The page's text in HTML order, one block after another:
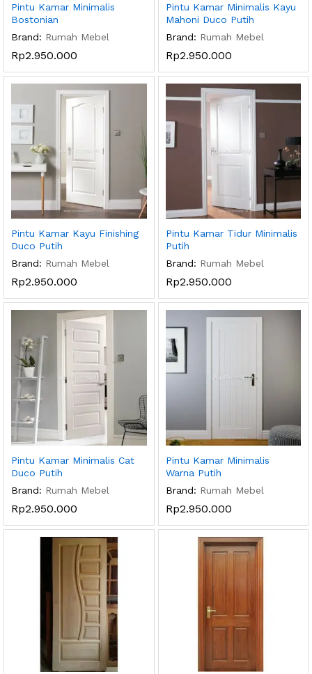
Pintu Kamar Minimalis
Bostonian
Brand: Rumah Mebel
Rp2.950.000
Pintu Kamar Minimalis Kayu
Mahoni Duco Putih
Brand: Rumah Mebel
Rp2.950.000
Pintu Kamar Kayu Finishing
Duco Putih
Brand: Rumah Mebel
Rp2.950.000
Pintu Kamar Tidur Minimalis
Putih
Brand: Rumah Mebel
Rp2.950.000
Pintu Kamar Minimalis Cat
Duco Putih
Brand: Rumah Mebel
Rp2.950.000
Pintu Kamar Minimalis
Warna Putih
Brand: Rumah Mebel
Rp2.950.000